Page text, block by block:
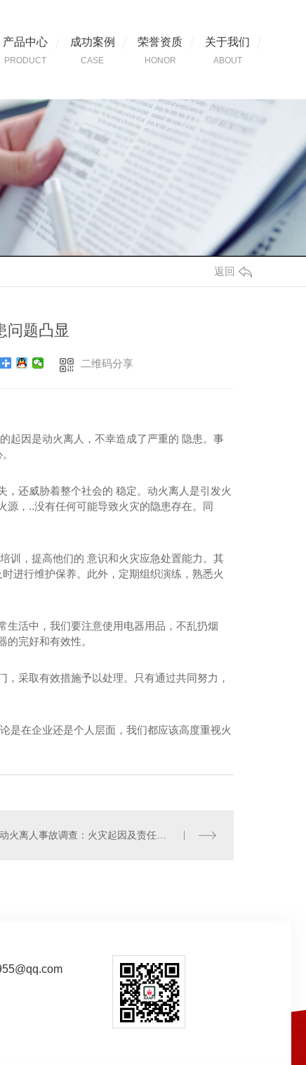
产品中心
PRODUCT
成功案例
CASE
荣誉资质
HONOR
关于我们
ABOUT
返回
问题凸显
二维码分享
起因是动火离人，不幸造成了严重的 隐患。事
还威胁着整个社会的 稳定。动火离人是引发火
源，..没有任何可能导致火灾的隐患存在。同
训，提高他们的 意识和火灾应急处置能力。其
进行维护保养。此外，定期组织演练，熟悉火
生活中，我们要注意使用电器用品，不乱扔烟
完好和有效性。
采取有效措施予以处理。只有通过共同努力，
是在企业还是个人层面，我们都应该高度重视火
陕西动火离人事故调查：火灾起因及责任追究展开